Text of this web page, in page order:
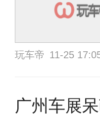
玩车帝 11-25
广州车展